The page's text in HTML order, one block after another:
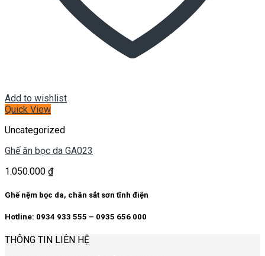
Add to wishlist
Quick View
Uncategorized
Ghế ăn bọc da GA023
1.050.000 ₫
Ghế nệm bọc da, chân sắt sơn tĩnh điện
Hotline: 0934 933 555 – 0935 656 000
THÔNG TIN LIÊN HỆ